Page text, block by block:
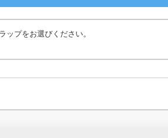
ップをお選びください。